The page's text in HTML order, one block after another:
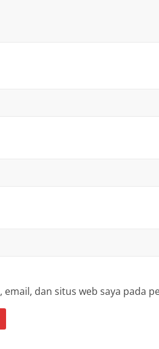
email, dan situs web saya pada